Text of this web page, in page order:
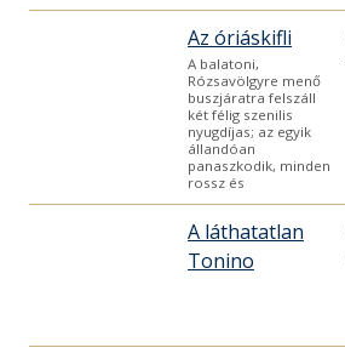
Az óriáskifli
A balatoni,
Rózsavölgyre menő
buszjáratra felszáll
két félig szenilis
nyugdíjas; az egyik
állandóan
panaszkodik, minden
rossz és
A láthatatlan
Tonino